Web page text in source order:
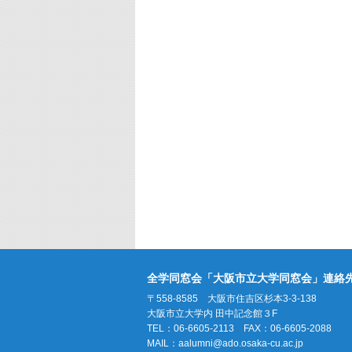
全学同窓会「大阪市立大学同窓会」連絡
〒558-8585 大阪市住吉区杉本3-3-138
大阪市立大学内 田中記念館３F
TEL：06-6605-2113 FAX：06-6605-2088
MAIL： aalumni@ado.osaka-cu.ac.jp